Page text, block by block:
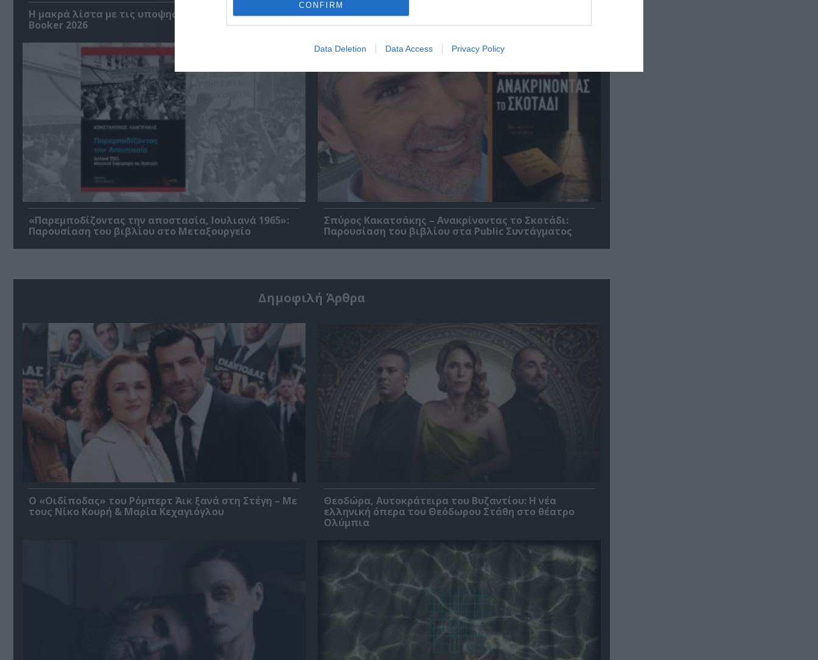
CONFIRM
Data Deletion Data Access Privacy Policy
Η μακρά λίστα με τις υποψηφιότητες για το Βραβείο
Booker 2026
Έκθεση Βιβλίου 2026 στο Ναύπλιο
«Παρεμποδίζοντας την αποστασία, Ιουλιανά 1965»:
Παρουσίαση του βιβλίου στο Μεταξουργείο
Σπύρος Κακατσάκης – Ανακρίνοντας το Σκοτάδι:
Παρουσίαση του βιβλίου στα Public Συντάγματος
Δημοφιλή Άρθρα
O «Οιδίποδας» του Ρόμπερτ Άικ ξανά στη Στέγη – Με
τους Νίκο Κουρή & Μαρία Κεχαγιόγλου
Θεοδώρα, Αυτοκράτειρα του Βυζαντίου: Η νέα
ελληνική όπερα του Θεόδωρου Στάθη στο θέατρο
Ολύμπια